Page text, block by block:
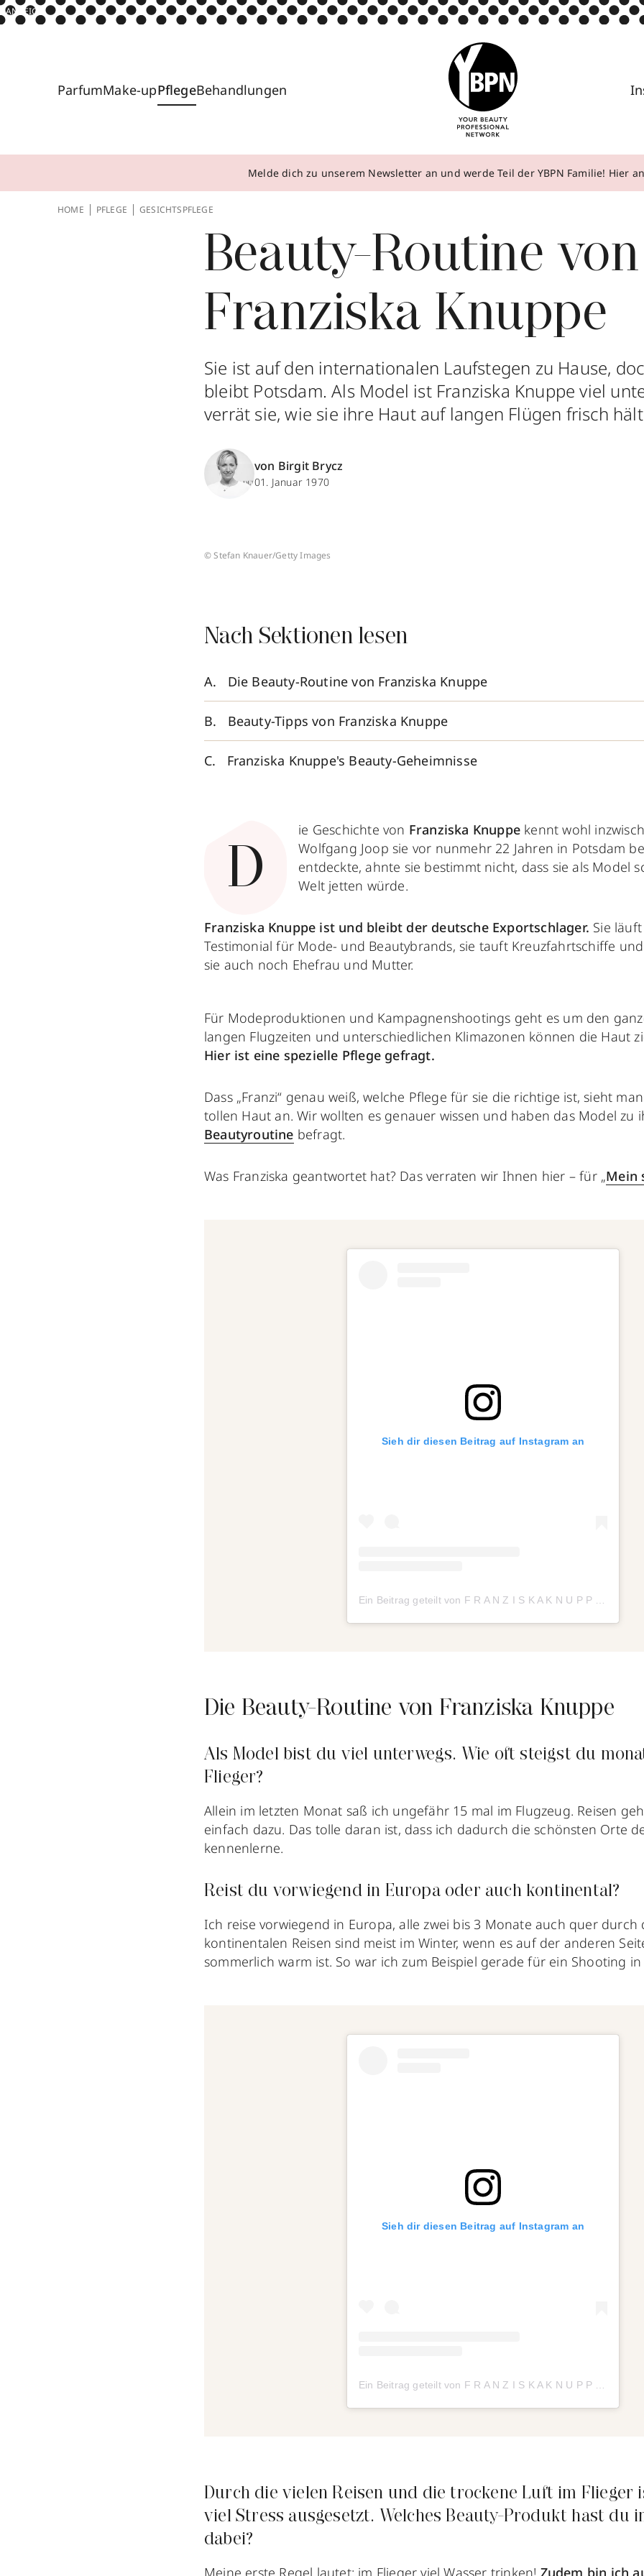
ANZEIGE
ParfumMake-upPflegeBehandlungen
Melde dich zu unserem Newsletter an und werde Teil der YBPN Familie! Hier
HOME PFLEGE GESICHTSPFLEGE
Beauty-Routine von
Franziska Knuppe
Sie ist auf den internationalen Laufstegen zu Hause,
bleibt Potsdam. Als Model ist Franziska Knuppe viel
verrät sie, wie sie ihre Haut auf langen Flügen frisch
von Birgit Brycz
01. Januar 1970
© Stefan Knauer/Getty Images
Nach Sektionen lesen
Die Beauty-Routine von Franziska Knuppe
Beauty-Tipps von Franziska Knuppe
Franziska Knuppe's Beauty-Geheimnisse
D
ie Geschichte von Franziska Knuppe kennt wohl
Wolfgang Joop sie vor nunmehr 22 Jahren in Potsdam
entdeckte, ahnte sie bestimmt nicht, dass sie als Model
Welt jetten würde.
Franziska Knuppe ist und bleibt der deutsche Exportschlager. Sie
Testimonial für Mode- und Beautybrands, sie tauft Kreuzfahrtschiffe
sie auch noch Ehefrau und Mutter.
Für Modeproduktionen und Kampagnenshootings geht es um den
langen Flugzeiten und unterschiedlichen Klimazonen können die Haut
Hier ist eine spezielle Pflege gefragt.
Dass „Franzi“ genau weiß, welche Pflege für sie die richtige ist, sieht
tollen Haut an. Wir wollten es genauer wissen und haben das Model zu
Beautyroutine befragt.
Was Franziska geantwortet hat? Das verraten wir Ihnen hier – für „Mein
Sieh dir diesen Beitrag auf Instagram an
Die Beauty-Routine von Franziska Knuppe
Als Model bist du viel unterwegs. Wie oft steigst du
Flieger?
Allein im letzten Monat saß ich ungefähr 15 mal im Flugzeug. Reisen
einfach dazu. Das tolle daran ist, dass ich dadurch die schönsten Orte
kennenlerne.
Reist du vorwiegend in Europa oder auch kontinental?
Ich reise vorwiegend in Europa, alle zwei bis 3 Monate auch quer durch
kontinentalen Reisen sind meist im Winter, wenn es auf der anderen
sommerlich warm ist. So war ich zum Beispiel gerade für ein Shooting in
Sieh dir diesen Beitrag auf Instagram an
Ein Beitrag geteilt von F R A N Z I S K A K N U P P E (@franziskaknuppe)
Durch die vielen Reisen und die trockene Luft im Flieger
viel Stress ausgesetzt. Welches Beauty-Produkt hast du
dabei?